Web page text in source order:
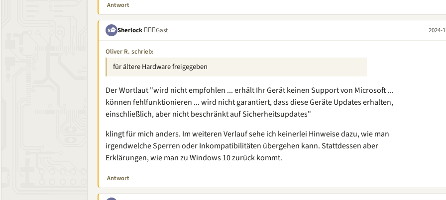
Antwort
S🕵 Sherlock 🕵🏽‍♂️Gast 2024-
Oliver R. schrieb:
für ältere Hardware freigegeben
Der Wortlaut "wird nicht empfohlen ... erhält Ihr Gerät keinen Support von Microsoft ...
können fehlfunktionieren ... wird nicht garantiert, dass diese Geräte Updates erhalten,
einschließlich, aber nicht beschränkt auf Sicherheitsupdates"
klingt für mich anders. Im weiteren Verlauf sehe ich keinerlei Hinweise dazu, wie man
irgendwelche Sperren oder Inkompatibilitäten übergehen kann. Stattdessen aber
Erklärungen, wie man zu Windows 10 zurück kommt.
Antwort